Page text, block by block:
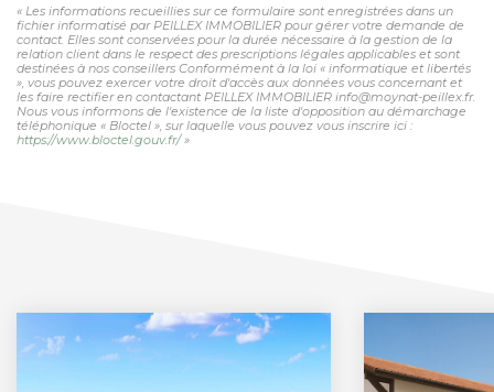
« Les informations recueillies sur ce formulaire sont enregistrées dans un
fichier informatisé par PEILLEX IMMOBILIER pour gérer votre demande de
contact. Elles sont conservées pour la durée nécessaire à la gestion de la
relation client dans le respect des prescriptions légales applicables et sont
destinées à nos conseillers Conformément à la loi « informatique et libertés
», vous pouvez exercer votre droit d'accès aux données vous concernant et
les faire rectifier en contactant PEILLEX IMMOBILIER info@moynat-peillex.fr.
Nous vous informons de l'existence de la liste d'opposition au démarchage
téléphonique « Bloctel », sur laquelle vous pouvez vous inscrire ici :
https://www.bloctel.gouv.fr/»